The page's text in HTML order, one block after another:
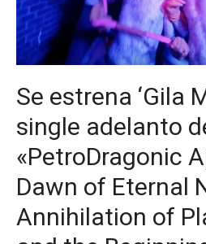
Se estrena ‘Gila
single adelanto
«PetroDragonic
Dawn of Eternal
Annihilation of